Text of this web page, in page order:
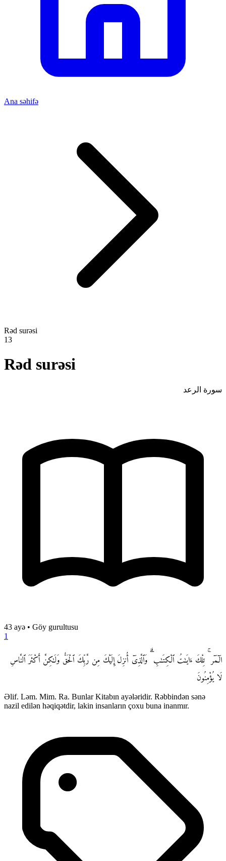
Ana səhifə
Rəd surəsi
13
Rəd surəsi
سورة الرعد
43 ayə • Göy gurultusu
1
الٓمٓر ۚ تِلْكَ ءَايَـٰتُ ٱلْكِتَـٰبِ ۗ وَٱلَّذِىٓ أُنزِلَ إِلَيْكَ مِن رَّبِّكَ ٱلْحَقُّ وَلَـٰكِنَّ أَكْثَرَ ٱلنَّاسِ
لَا يُؤْمِنُونَ
Əlif. Ləm. Mim. Ra. Bunlar Kitabın ayələridir. Rəbbindən sənə
nazil edilən həqiqətdir, lakin insanların çoxu buna inanmır.